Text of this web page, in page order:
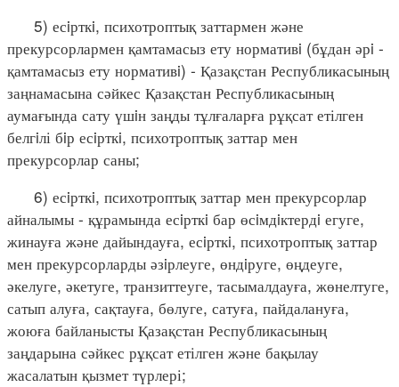
5) есiрткi, психотроптық заттармен және
прекурсорлармен қамтамасыз ету нормативi (бұдан әрi -
қамтамасыз ету нормативi) - Қазақстан Республикасының
заңнамасына сәйкес Қазақстан Республикасының
аумағында сату үшiн заңды тұлғаларға рұқсат етілген
белгiлі бiр есiрткi, психотроптық заттар мен
прекурсорлар саны;
6) есiрткi, психотроптық заттар мен прекурсорлар
айналымы - құрамында есiрткi бар өсiмдiктердi егуге,
жинауға және дайындауға, есiрткi, психотроптық заттар
мен прекурсорларды әзiрлеуге, өндiруге, өңдеуге,
әкелуге, әкетуге, транзиттеуге, тасымалдауға, жөнелтуге,
сатып алуға, сақтауға, бөлуге, сатуға, пайдалануға,
жоюға байланысты Қазақстан Республикасының
заңдарына сәйкес рұқсат етілген және бақылау
жасалатын қызмет түрлері;